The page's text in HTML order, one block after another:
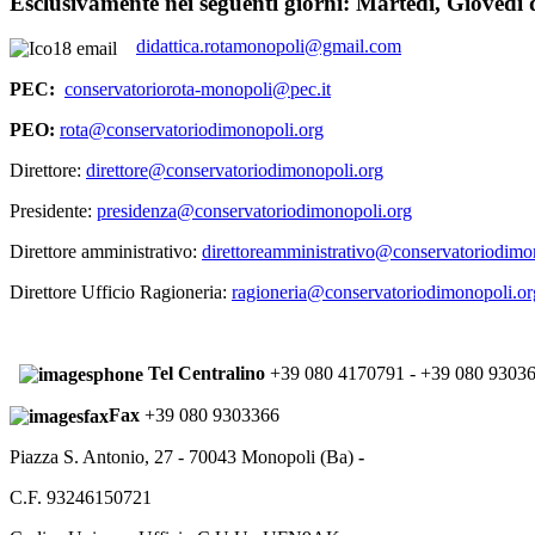
didattica.rotamonopoli@gmail.com
PEC: conservatoriorota-monopoli@pec.it
PEO: rota@conservatoriodimonopoli.org
Direttore: direttore@conservatoriodimonopoli.org
Presidente: presidenza@conservatoriodimonopoli.org
Direttore amministrativo:
Direttore Ufficio Ragioneria:
Tel Centralino +39 080 4170791 - +39 080
Fax +39 080 9303366
Piazza S. Antonio, 27 - 70043 Monopoli (Ba) -
C.F. 93246150721